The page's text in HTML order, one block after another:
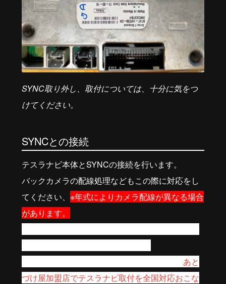
SYNC取り外し、取付については、十分に気をつ
けてください。
SYNCとの接続
テスラナビ本体とSYNCの接続を行います。
バックカメラの配線処理などもこの際に対応をし
てください、 ※年式によりカメラ配線が異なる場合
があります。
あと
づけ屋加盟店でテスラナビ取付を全国対応おこな